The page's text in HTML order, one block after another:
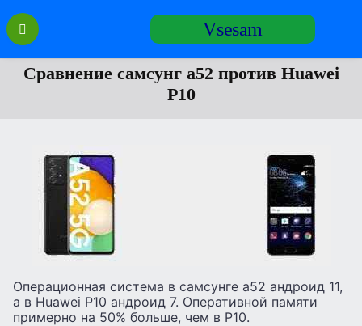
Перейти
содержанию
Vsesam
Сравнение самсунг а52 против Huawei
P10
Операционная система в самсунге а52 андроид 11,
а в Huawei P10 андроид 7. Оперативной памяти
примерно на 50% больше, чем в P10.